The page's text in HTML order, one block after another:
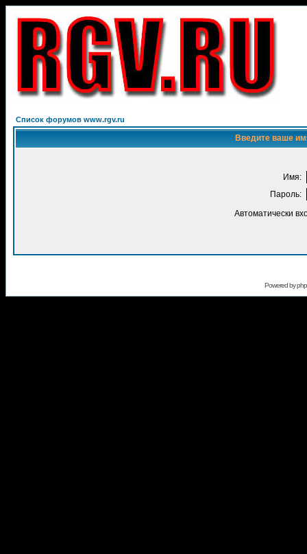
Список форумов www.rgv.ru
Введите ваше
Имя:
Пароль:
Автоматически
Powered by